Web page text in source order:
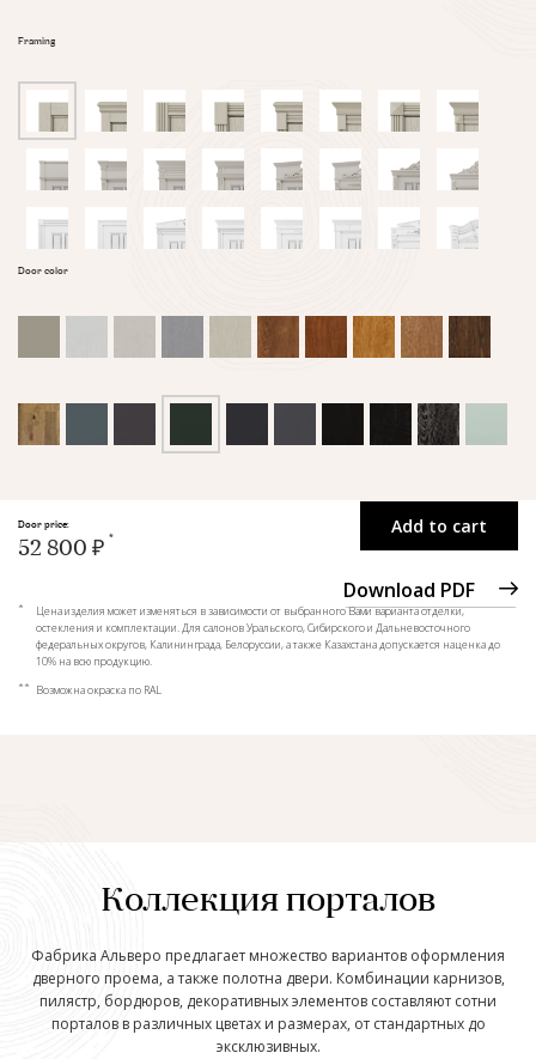
Framing
Door color
Add to cart
Download PDF
Door price:
52 800 ₽
*
Цена изделия может изменяться в зависимости от выбранного Вами варианта отделки,
остекления и комплектации. Для салонов Уральского, Сибирского и Дальневосточного
федеральных округов, Калининграда, Белоруссии, а также Казахстана допускается наценка до
10% на всю продукцию.
** Возможна окраска по RAL
Коллекция порталов
Фабрика Альверо предлагает множество вариантов оформления
дверного проема, а также полотна двери. Комбинации карнизов,
пилястр, бордюров, декоративных элементов составляют сотни
порталов в различных цветах и размерах, от стандартных до
эксклюзивных.